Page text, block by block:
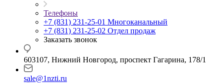
Телефоны
+7 (831) 231-25-01 Многоканальный
+7 (831) 231-25-02 Отдел продаж
Заказать звонок
603107, Нижний Новгород, проспект Гагарина, 178/1
sale@1nzti.ru